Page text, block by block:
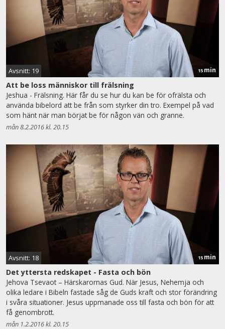
Avsnitt: 19 15 min
Att be loss människor till frälsning
Jeshua - Frälsning. Här får du se hur du kan be för ofrälsta och
använda bibelord att be från som styrker din tro. Exempel på vad
som hänt när man börjat be för någon vän och granne.
mån 8.2.2016 kl. 20.15
Avsnitt: 18 15 min
Det yttersta redskapet - Fasta och bön
Jehova Tsevaot – Härskarornas Gud. När Jesus, Nehemja och
olika ledare i Bibeln fastade såg de Guds kraft och stor förändring
i svåra situationer. Jesus uppmanade oss till fasta och bön för att
få genombrott.
mån 1.2.2016 kl. 20.15